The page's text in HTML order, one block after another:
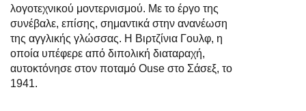
λογοτεχνικού μοντερνισμού. Με το έργο της
συνέβαλε, επίσης, σημαντικά στην ανανέωση
της αγγλικής γλώσσας. Η Βιρτζίνια Γουλφ, η
οποία υπέφερε από διπολική διαταραχή,
αυτοκτόνησε στον ποταμό Ouse στο Σάσεξ, το
1941.